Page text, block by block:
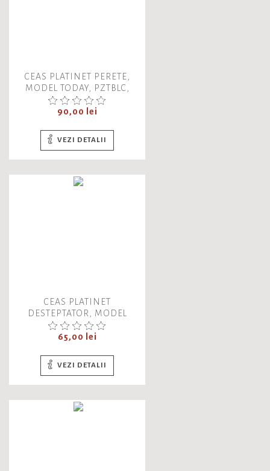
CEAS PLATINET PERETE,
MODEL TODAY, PZTBLC,
42990, ALBASTRU
Pret
90,00 lei
VEZI DETALII
CEAS PLATINET
DESTEPTATOR, MODEL
SUNRISE, MIC, ARGINTIU
PZASS, 43248
Pret
65,00 lei
VEZI DETALII